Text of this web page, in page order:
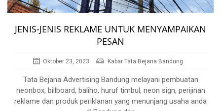
JENIS-JENIS REKLAME UNTUK MENYAMPAIKAN
PESAN
Oktober 23, 2023 Kabar Tata Bejana Bandung
Tata Bejana Advertising Bandung melayani pembuatan
neonbox, billboard, baliho, huruf timbul, neon sign, perijinan
reklame dan produk periklanan yang menunjang usaha anda